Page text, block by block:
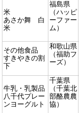
米
あさか舞 白
米
福島県
（ハッピ
ーファー
ム）
その他食品
すきやきの割
下
和歌山県
（福助フ
ーズ）
牛乳・乳製品
八千代プレー
ンヨーグルト
千葉県
（千葉北
部酪農農
協）